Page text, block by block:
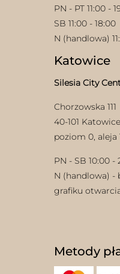
PN - PT 11:00 -
SB 11:00 - 18:00
N (handlowa)
Katowice
Silesia City
Chorzowska 111
40-101 Katowice
poziom 0, aleja
PN - SB 10:00 -
N (handlowa) -
grafiku
Metody